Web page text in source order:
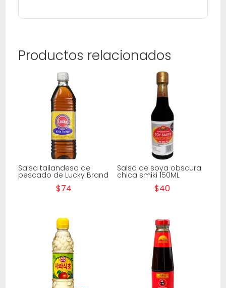
Productos relacionados
Salsa tailandesa de
pescado de Lucky Brand
$74
Salsa de soya obscura
chica smiki 150ML
$40